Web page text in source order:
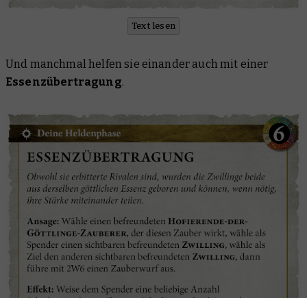
Text lesen
Und manchmal helfen sie einander auch mit einer
Essenzübertragung.